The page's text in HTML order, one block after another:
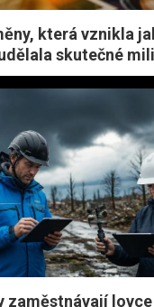
která vznikla
skutečné
zaměstnávají